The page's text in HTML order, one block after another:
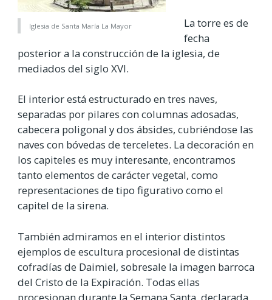
Iglesia de Santa María La Mayor
La torre es de
fecha
posterior a la construcción de la iglesia, de
mediados del siglo XVI.
El interior está estructurado en tres naves,
separadas por pilares con columnas adosadas,
cabecera poligonal y dos ábsides, cubriéndose las
naves con bóvedas de terceletes. La decoración en
los capiteles es muy interesante, encontramos
tanto elementos de carácter vegetal, como
representaciones de tipo figurativo como el
capitel de la sirena.
También admiramos en el interior distintos
ejemplos de escultura procesional de distintas
cofradías de Daimiel, sobresale la imagen barroca
del Cristo de la Expiración. Todas ellas
procesionan durante la Semana Santa, declarada